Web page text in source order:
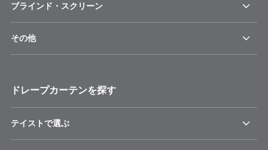
ブラインド・スクリーン
その他
ドレープカーテンを探す
テイストで選ぶ